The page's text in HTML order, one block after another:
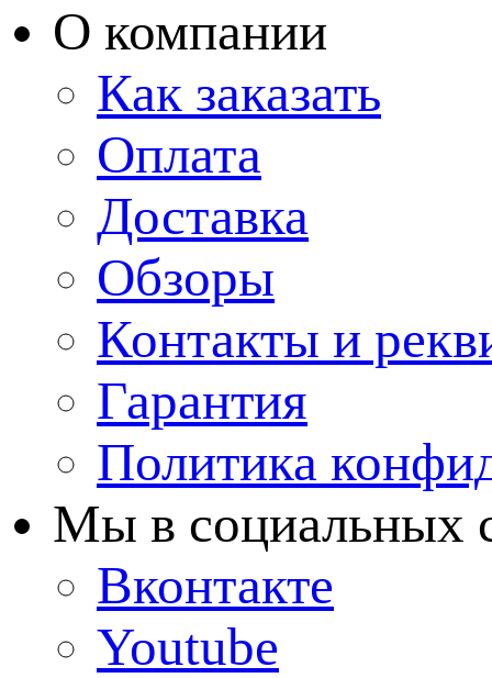
О компании
Как заказать
Оплата
Доставка
Обзоры
Контакты и
Гарантия
Политика
Мы в cоциальных
Вконтакте
Youtube